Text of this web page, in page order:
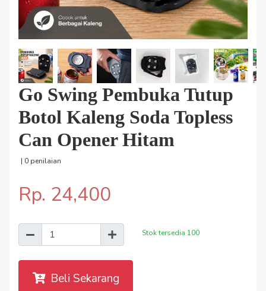
Go Swing Pembuka Tutup
Botol Kaleng Soda Topless
Can Opener Hitam
| 0 penilaian
Rp. 24,400
Stok tersedia 100
Beli Sekarang